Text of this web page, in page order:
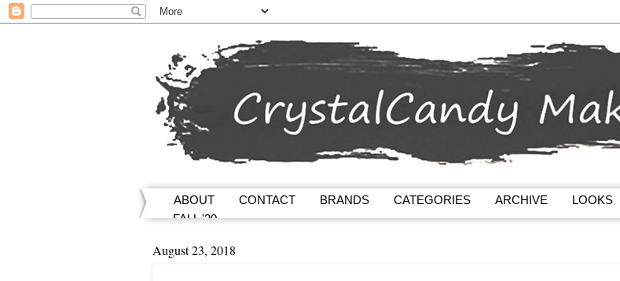
ABOUT CONTACT BRANDS CATEGORIES ARCHIVE LOOKS
FALL '20
August 23, 2018